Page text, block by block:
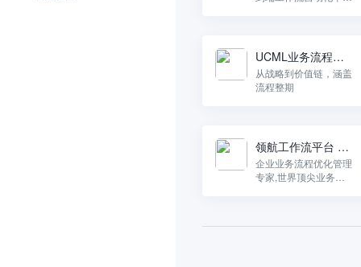
UCML业务流程管
理系统
从战略到价值链，涵盖
流程整期
领航工作流平台 Na
vi-BPM
企业业务流程优化管理
专家,世界顶尖业务流